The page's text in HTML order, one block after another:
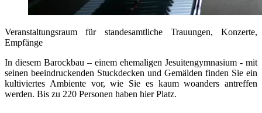
Veranstaltungsraum für standesamtliche Trauungen, Konzerte,
Empfänge
In diesem Barockbau – einem ehemaligen Jesuitengymnasium - mit
seinen beeindruckenden Stuckdecken und Gemälden finden Sie ein
kultiviertes Ambiente vor, wie Sie es kaum woanders antreffen
werden. Bis zu 220 Personen haben hier Platz.